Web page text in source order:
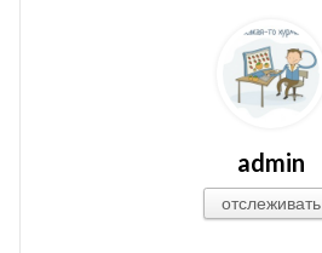
admin
отслеживать